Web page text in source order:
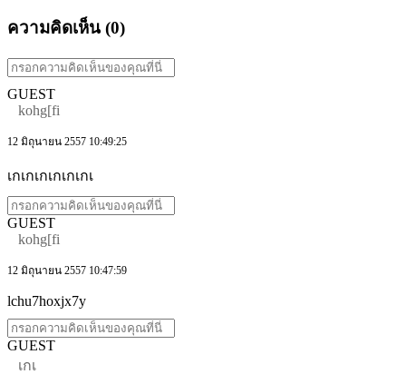
ความคิดเห็น (0)
GUEST
kohg[fi
12 มิถุนายน 2557 10:49:25
เกเกเกเกเกเกเ
GUEST
kohg[fi
12 มิถุนายน 2557 10:47:59
lchu7hoxjx7y
GUEST
เกเ